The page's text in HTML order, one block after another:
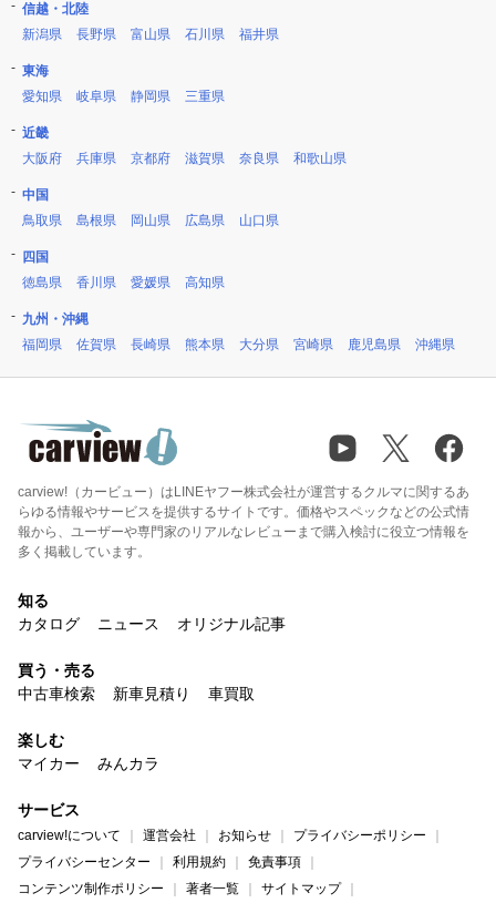
信越・北陸
新潟県
長野県 富山県 石川県 福井県
東海
愛知県
岐阜県 静岡県 三重県
近畿
大阪府
兵庫県 京都府 滋賀県 奈良県 和歌山県
中国
鳥取県
島根県 岡山県 広島県 山口県
四国
徳島県
香川県 愛媛県 高知県
九州・沖縄
福岡県
佐賀県 長崎県 熊本県 大分県 宮崎県 鹿児島県 沖縄県
carview!（カービュー）はLINEヤフー株式会社が運営するクルマに関するあ
らゆる情報やサービスを提供するサイトです。価格やスペックなどの公式情
報から、ユーザーや専門家のリアルなレビューまで購入検討に役立つ情報を
多く掲載しています。
知る
カタログ
ニュース オリジナル記事
買う・売る
中古車検索
新車見積り 車買取
楽しむ
マイカー
みんカラ
サービス
carview!について 運営会社 お知らせ
プライバシーポリシー
プライバシーセンター
利用規約
免責事項
コンテンツ制作ポリシー
著者一覧 サイトマップ